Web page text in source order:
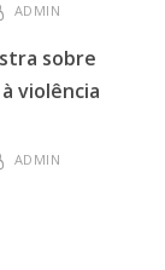
ADMIN
sobre
violência
ADMIN